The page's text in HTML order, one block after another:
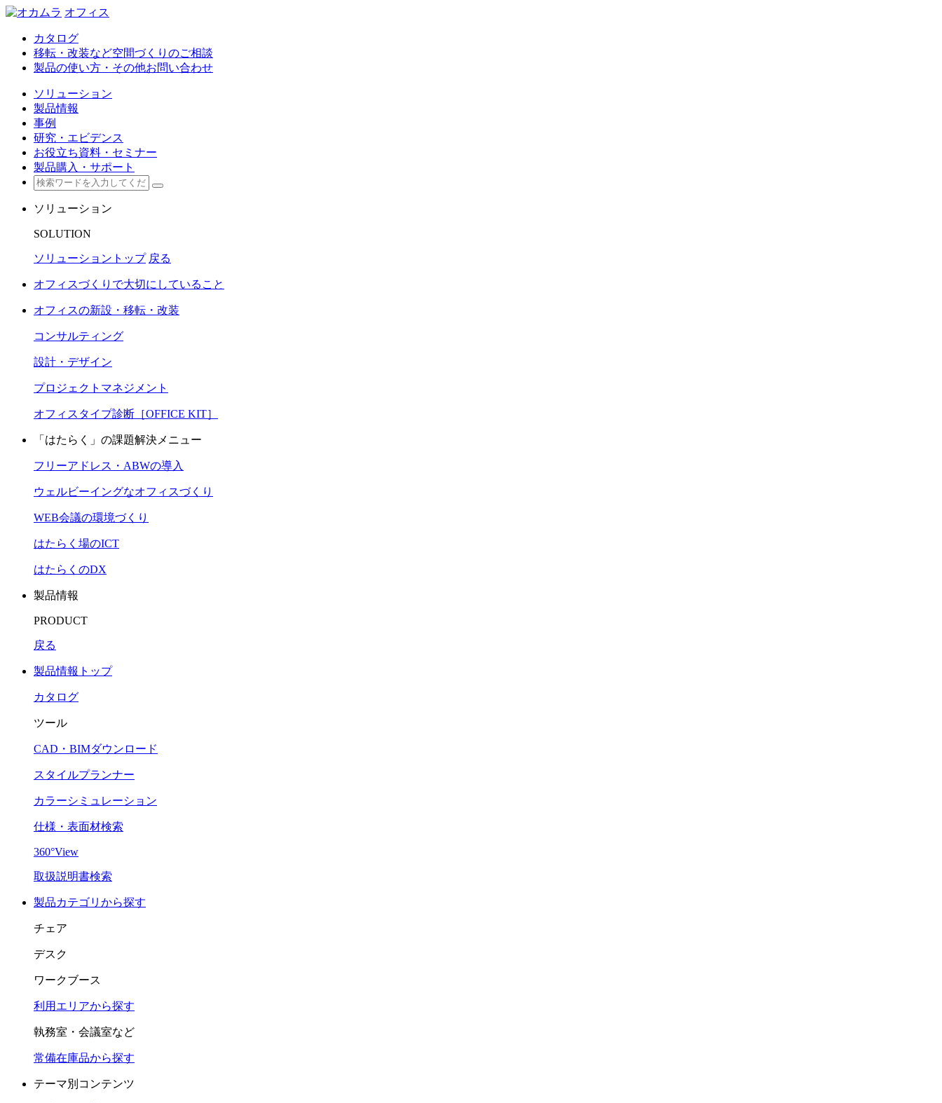
オフィス
カタログ
移転・改装など空間づくりのご相談
製品の使い方・その他お問い合わせ
ソリューション
製品情報
事例
研究・エビデンス
お役立ち資料・セミナー
製品購入・サポート
ソリューション
SOLUTION
ソリューショントップ 戻る
オフィスづくりで大切にしていること
オフィスの新設・移転・改装
コンサルティング
設計・デザイン
プロジェクトマネジメント
オフィスタイプ診断［OFFICE KIT］
「はたらく」の課題解決メニュー
フリーアドレス・ABWの導入
ウェルビーイングなオフィスづくり
WEB会議の環境づくり
はたらく場のICT
はたらくのDX
製品情報
PRODUCT
戻る
製品情報トップ
カタログ
ツール
CAD・BIMダウンロード
スタイルプランナー
カラーシミュレーション
仕様・表面材検索
360°View
取扱説明書検索
製品カテゴリから探す
チェア
デスク
ワークブース
利用エリアから探す
執務室・会議室など
常備在庫品から探す
テーマ別コンテンツ